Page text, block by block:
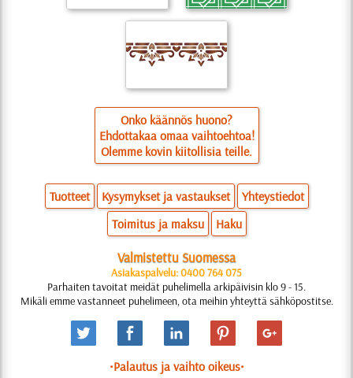
Onko käännös huono?
Ehdottakaa omaa vaihtoehtoa!
Olemme kovin kiitollisia teille.
Tuotteet Kysymykset ja vastaukset
Yhteystiedot
Toimitus ja maksu
Haku
Valmistettu Suomessa
Asiakaspalvelu: 0400 764 075
Parhaiten tavoitat meidät puhelimella arkipäivisin klo 9 - 15.
Mikäli emme vastanneet puhelimeen, ota meihin yhteyttä sähköpostitse.
•Palautus ja vaihto oikeus•